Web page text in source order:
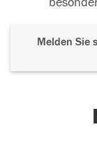
Melden Sie